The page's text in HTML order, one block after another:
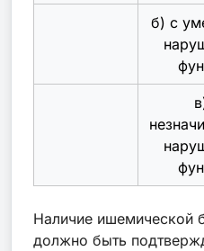
б) с
Наличие ишемической
должно быть